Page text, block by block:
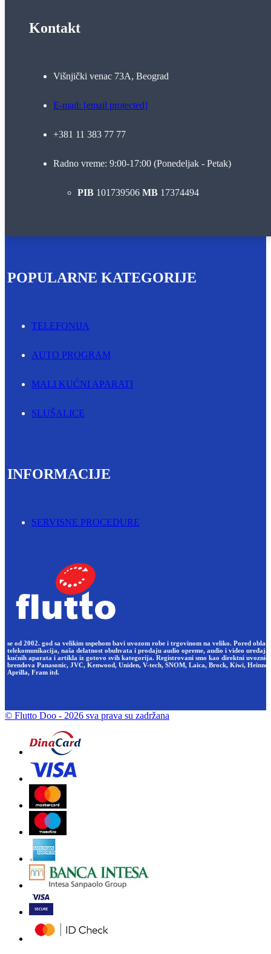
Kontakt
Višnjički venac 73A, Beograd
E-mail: [email protected]
+381 11 383 77 77
Radno vreme: 9:00-17:00 (Ponedeljak - Petak)
PIB 101739506 MB 17374494
POPULARNE KATEGORIJE
TELEFONIJA
AUTO PROGRAM
MALI KUĆNI APARATI
SLUŠALICE
INFORMACIJE
SERVISNE PROCEDURE
se od 2002. god sa velikim uspehom bavi uvozom robe i trgovinom na veliko. Pored
telekomunikacija, naša delatnost obuhvata i prodaju audio opreme, audio i video uređaja,
kućnih aparata i artikla iz gotovo svih kategorija. Registrovani smo kao direktni uvoznici
brendova Panasonic, JVC, Kenwood, Uniden, V-tech, SNOM, Laica, Brock, Kiwi,
Aprilla, Fram itd.
© Flutto Doo - 2026 sva prava su zadržana